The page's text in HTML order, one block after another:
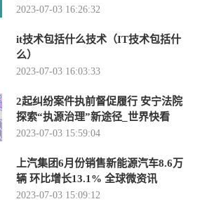
2023-07-03 16:26:32
it技术包括什么技术（IT技术包括什
么）
2023-07-03 16:03:33
2起纠纷案件执前督促履行 安宁法院
探索“执源治理”新途径_世界快看
2023-07-03 15:59:04
上汽集团6月份销售新能源汽车8.6万
辆 环比增长13.1% 全球微资讯
2023-07-03 15:09:12